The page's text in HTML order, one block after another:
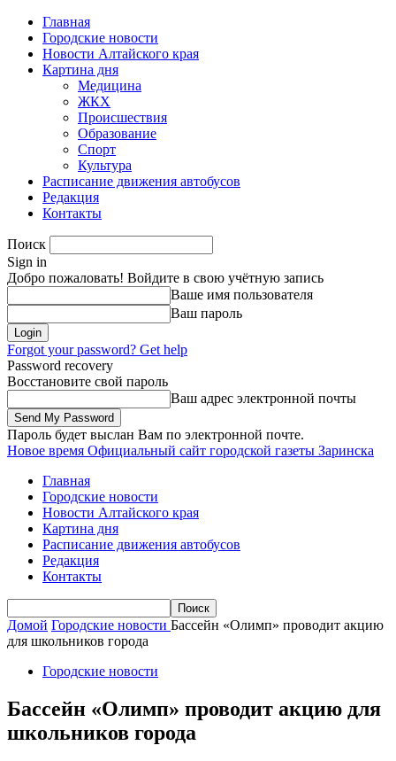
Главная
Городские новости
Новости Алтайского края
Картина дня
Медицина
ЖКХ
Происшествия
Образование
Спорт
Культура
Расписание движения автобусов
Редакция
Контакты
Поиск
Sign in
Добро пожаловать! Войдите в свою учётную запись
Ваше имя пользователя
Ваш пароль
Forgot your password? Get help
Password recovery
Восстановите свой пароль
Ваш адрес электронной почты
Пароль будет выслан Вам по электронной почте.
Новое время Официальный сайт городской газеты Заринска
Главная
Городские новости
Новости Алтайского края
Картина дня
Расписание движения автобусов
Редакция
Контакты
Домой Городские новости Бассейн «Олимп» проводит акцию
для школьников города
Городские новости
Бассейн «Олимп» проводит акцию для
школьников города